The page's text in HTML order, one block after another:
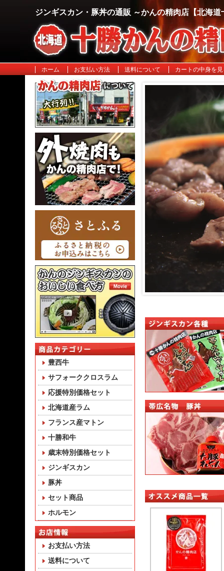
ジンギスカン・豚丼の通販 ～かんの精肉店【北海道
ホーム お支払い方法 送料について カートの中身を
豊西牛
サフォーククロスラム
応援特別価格セット
北海道産ラム
フランス産マトン
十勝和牛
歳末特別価格セット
ジンギスカン
豚丼
セット商品
ホルモン
お支払い方法
送料について